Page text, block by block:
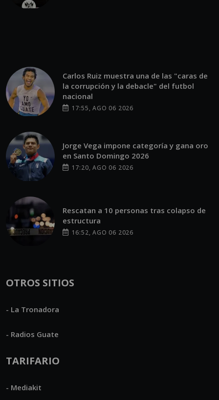
Carlos Ruiz muestra una de las "caras de
la corrupción y la debacle" del futbol
nacional
17:55, AGO 06 2026
Jorge Vega impone categoría y gana oro
en Santo Domingo 2026
17:20, AGO 06 2026
Rescatan a 10 personas tras colapso de
estructura
16:52, AGO 06 2026
OTROS SITIOS
- La Tronadora
- Radios Guate
TARIFARIO
- Mediakit